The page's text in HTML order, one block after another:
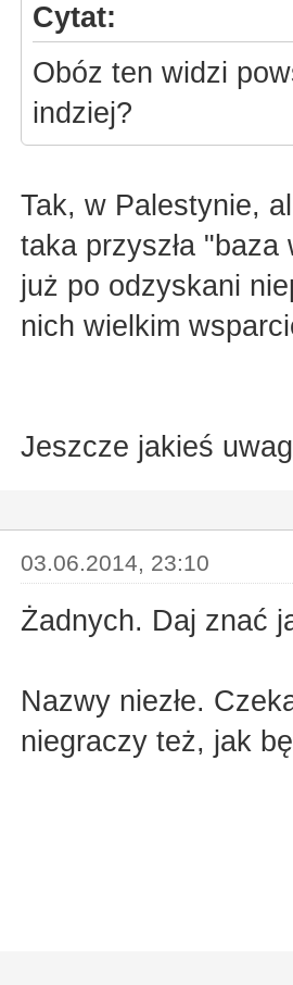
Cytat:
Obóz ten widzi
indziej?
Tak, w Palestynie,
taka przyszła
już po odzyskani
nich wielkim
Jeszcze jakieś
03.06.2014, 23:10
Żadnych. Daj znać
Nazwy niezłe.
niegraczy też, jak